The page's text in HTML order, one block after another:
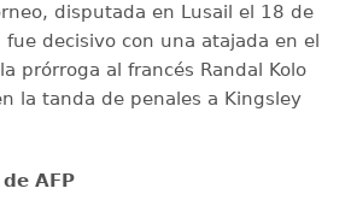
disputada en Lusail el 18 de
decisivo con una atajada en el
prórroga al francés Randal Kolo
la tanda de penales a Kingsley
AFP